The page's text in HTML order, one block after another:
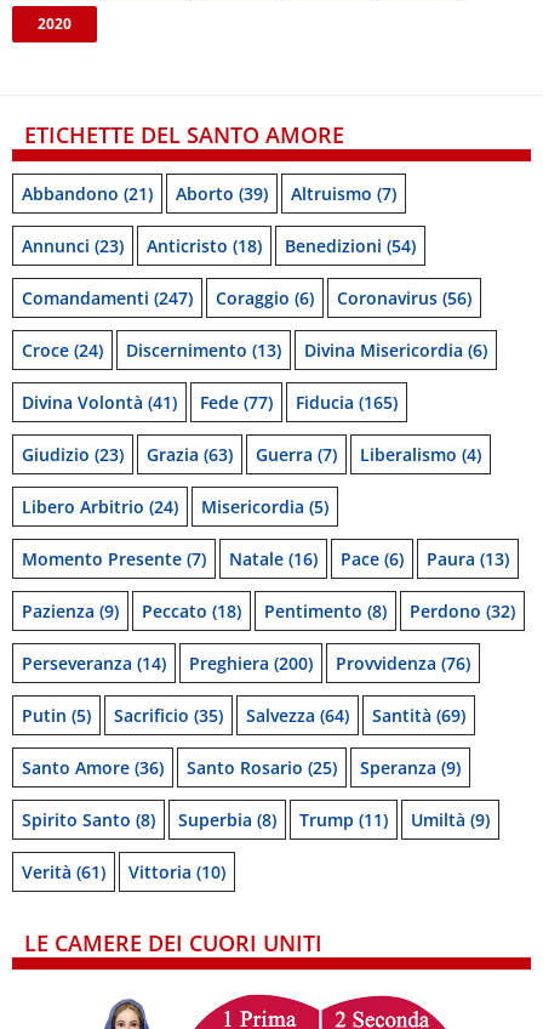
2020
ETICHETTE DEL SANTO AMORE
Abbandono (21) Aborto (39) Altruismo (7)
Annunci (23) Anticristo (18) Benedizioni (54)
Comandamenti (247) Coraggio (6) Coronavirus (56)
Croce (24) Discernimento (13) Divina Misericordia (6)
Divina Volontà (41) Fede (77) Fiducia (165)
Giudizio (23) Grazia (63) Guerra (7) Liberalismo (4)
Libero Arbitrio (24) Misericordia (5)
Momento Presente (7) Natale (16) Pace (6) Paura (13)
Pazienza (9) Peccato (18) Pentimento (8) Perdono (32)
Perseveranza (14) Preghiera (200) Provvidenza (76)
Putin (5) Sacrificio (35) Salvezza (64) Santità (69)
Santo Amore (36) Santo Rosario (25) Speranza (9)
Spirito Santo (8) Superbia (8) Trump (11) Umiltà (9)
Verità (61) Vittoria (10)
LE CAMERE DEI CUORI UNITI